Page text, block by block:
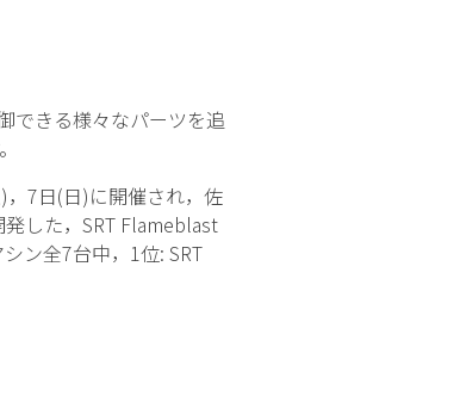
できる様々なパーツを追
7日(日)に開催され，佐
した，SRT Flameblast
ン全7台中，1位: SRT